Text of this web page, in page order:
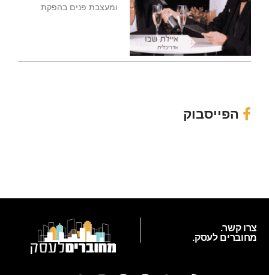
ומעצבת פנים בהפקת
הפייסבוק
צרו קשר.
מחוברים לעסק.